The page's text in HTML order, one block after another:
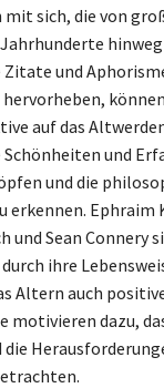
sich, die von
und
auf das
Schönheiten und
und die
erkennen. Ephraim
und Sean Connery
ihre
Altern auch
dazu,